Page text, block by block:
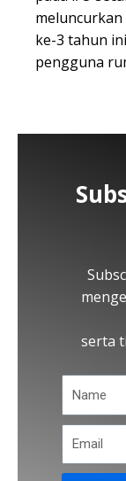
ke-3 tahun
pengguna
serta